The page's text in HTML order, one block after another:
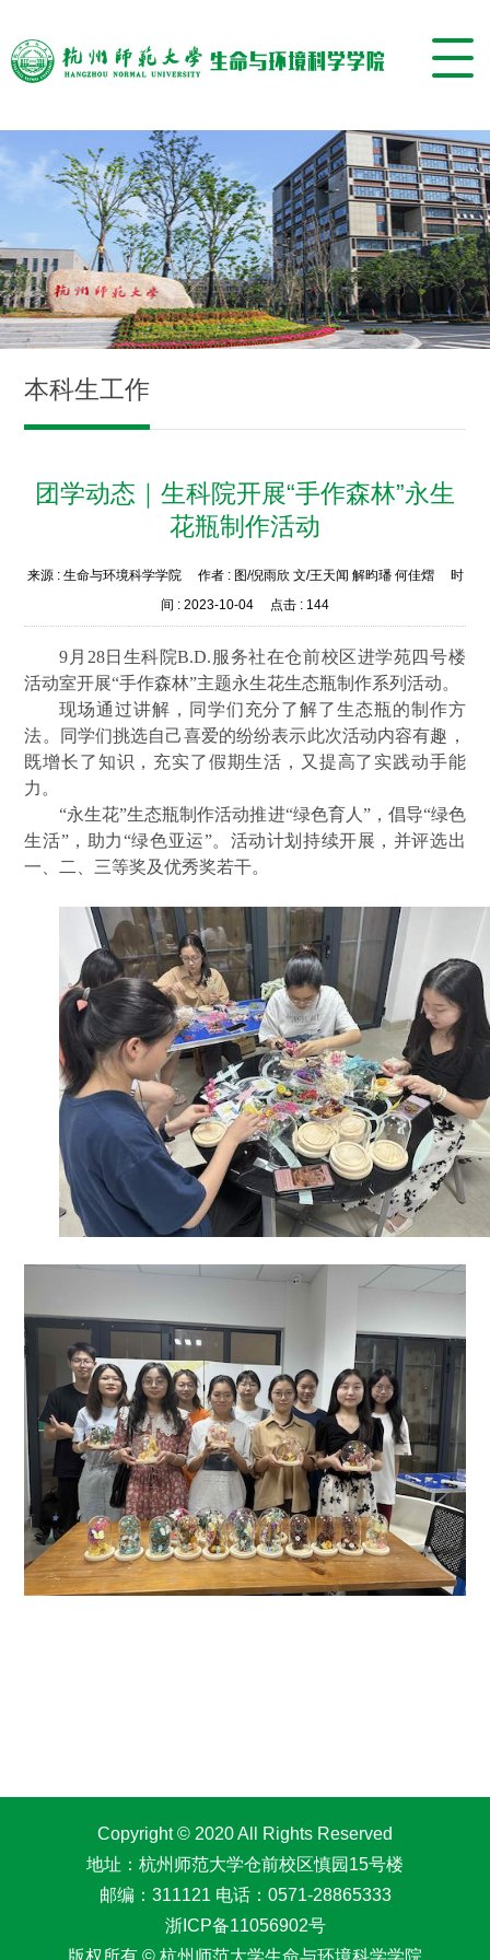
本科生工作
团学动态｜生科院开展“手作森林”永生
花瓶制作活动
来源 : 生命与环境科学学院作者 : 图/倪雨欣 文/王天闻 解昀璠 何佳熠时
间 : 2023-10-04 点击 : 144
9月28日生科院B.D.服务社在仓前校区进学苑四号楼
活动室开展“手作森林”主题永生花生态瓶制作系列活动。
现场通过讲解，同学们充分了解了生态瓶的制作方
法。同学们挑选自己喜爱的纷纷表示此次活动内容有趣，
既增长了知识，充实了假期生活，又提高了实践动手能
力。
“永生花”生态瓶制作活动推进“绿色育人”，倡导“绿色
生活”，助力“绿色亚运”。活动计划持续开展，并评选出
一、二、三等奖及优秀奖若干。
Copyright © 2020 All Rights Reserved
地址：杭州师范大学仓前校区慎园15号楼
邮编：311121 电话：0571-28865333
浙ICP备11056902号
版权所有 © 杭州师范大学生命与环境科学学院